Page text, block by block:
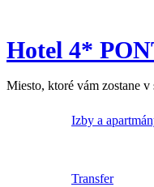
Hotel 4*
Miesto, ktoré vám zostane v
Izby a
Transfer